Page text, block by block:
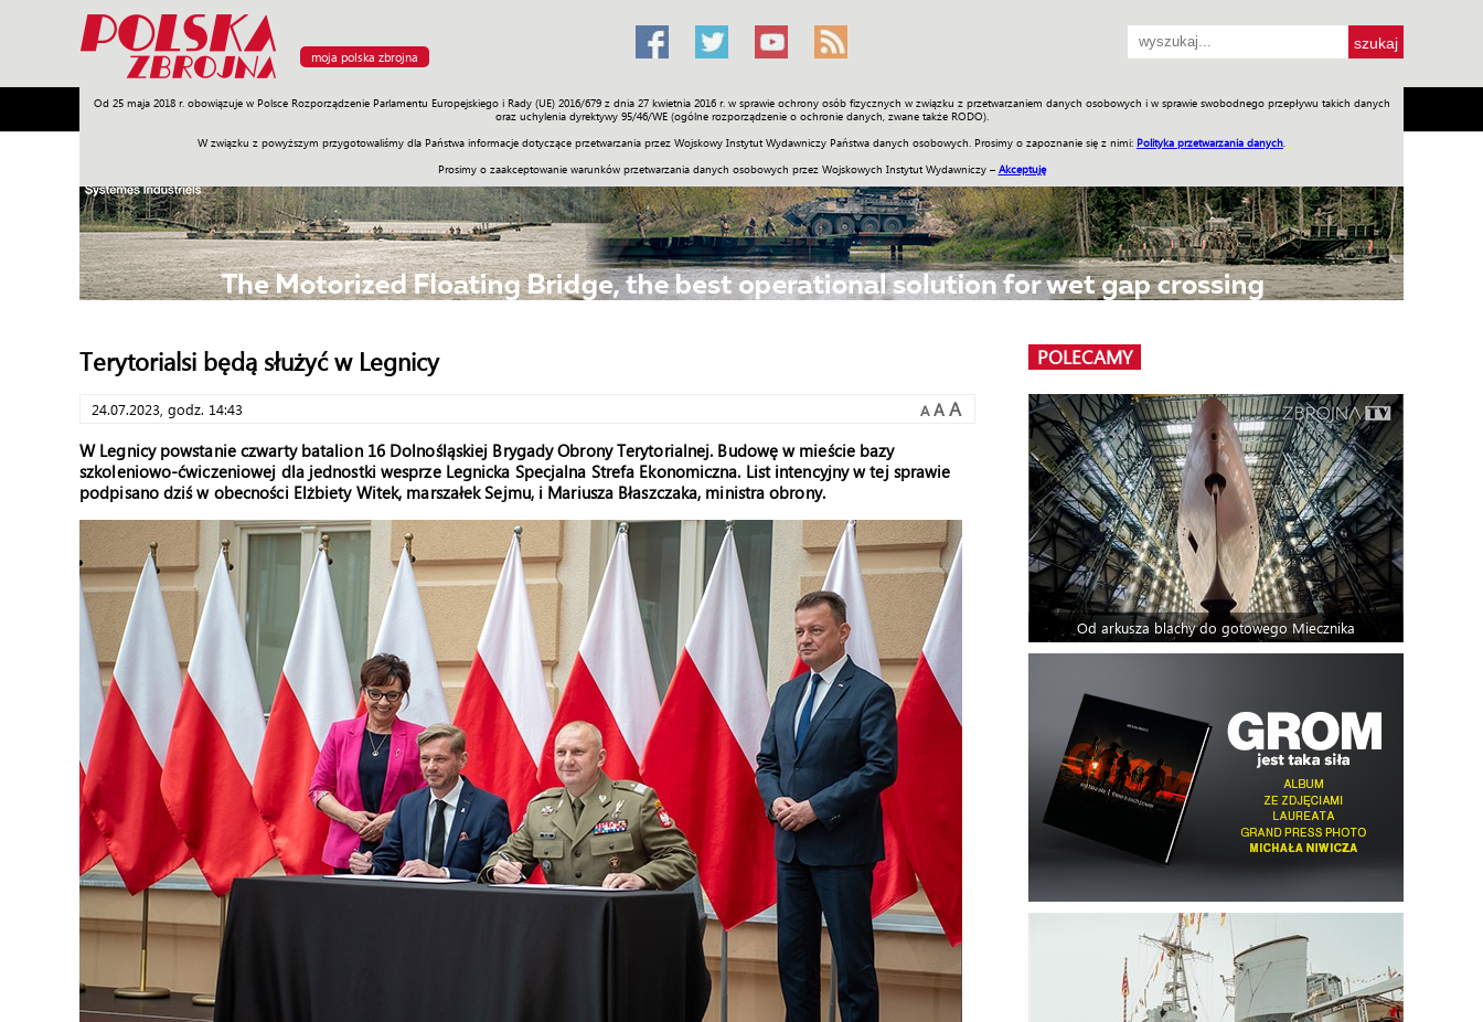
moja polska zbrojna
Od 25 maja 2018 r. obowiązuje w Polsce Rozporządzenie Parlamentu Europejskiego i Rady (UE) 2016/679 z dnia 27 kwietnia 2016 r. w sprawie ochrony osób fizycznych w związku z przetwarzaniem danych osobowych i w sprawie swobodnego przepływu takich danych
oraz uchylenia dyrektywy 95/46/WE (ogólne rozporządzenie o ochronie danych, zwane także RODO).
W związku z powyższym przygotowaliśmy dla Państwa informacje dotyczące przetwarzania przez Wojskowy Instytut Wydawniczy Państwa danych osobowych. Prosimy o zapoznanie się z nimi: Polityka przetwarzania danych
Prosimy o zaakceptowanie warunków przetwarzania danych osobowych przez Wojskowych Instytut Wydawniczy – Akceptuję
Armia Poligon Sprzęt Misje Polityka Prawo Świat Społeczność Sport Historia Galerie Wideo ENGLISH SKLEP Jednodniówki Praca w WIW
Terytorialsi będą służyć w Legnicy
24.07.2023, godz. 14:43 A A A
W Legnicy powstanie czwarty batalion 16 Dolnośląskiej Brygady Obrony Terytorialnej. Budowę w mieście bazy
szkoleniowo-ćwiczeniowej dla jednostki wesprze Legnicka Specjalna Strefa Ekonomiczna. List intencyjny w tej sprawie
podpisano dziś w obecności Elżbiety Witek, marszałek Sejmu, i Mariusza Błaszczaka, ministra obrony.
POLECAMY
Od arkusza blachy do gotowego Miecznika